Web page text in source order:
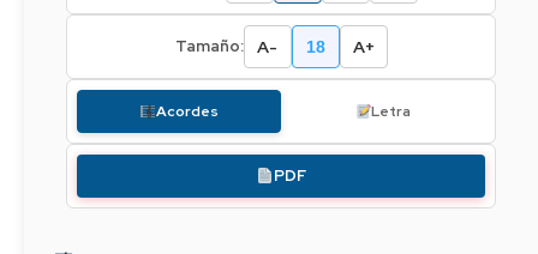
Tamaño: A- 18 A+
Acordes Letra
PDF